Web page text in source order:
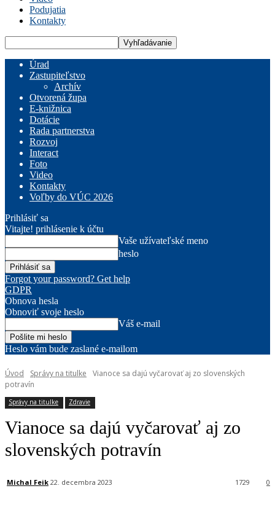
Podujatia
Kontakty
Úrad
Zastupiteľstvo
Archív
Otvorená župa
E-knižnica
Dotácie
Rada partnerstva
Rozvoj
Interact
Foto
Video
Kontakty
Voľby do VÚC 2026
Prihlásiť sa
Vitajte! prihlásenie k účtu
Vaše užívateľské meno
heslo
Forgot your password? Get help
GDPR
Obnova hesla
Obnoviť svoje heslo
Váš e-mail
Heslo vám bude zaslané e-mailom
Úvod Správy na titulke
Vianoce sa dajú vyčarovať aj zo slovenských
potravín
Správy na titulke Zdravie
Vianoce sa dajú vyčarovať aj zo
slovenských potravín
Michal Feik 22. decembra 2023 0
1729